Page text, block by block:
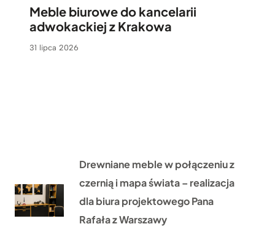
Meble biurowe do kancelarii
adwokackiej z Krakowa
31 lipca 2026
Drewniane meble w połączeniu z
czernią i mapa świata – realizacja
dla biura projektowego Pana
Rafała z Warszawy